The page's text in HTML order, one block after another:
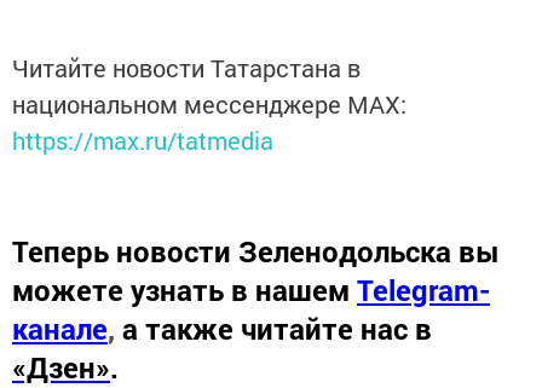
Читайте новости Татарстана в
национальном мессенджере MАХ:
https://max.ru/tatmedia
Теперь новости Зеленодольска вы
можете узнать в нашем Telegram-
канале, а также читайте нас в
«Дзен».